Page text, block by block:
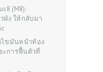
(M8):
พัง ให้กลับมา
ไขมันหน้าท้อง
ะการฟื้นตัวที่